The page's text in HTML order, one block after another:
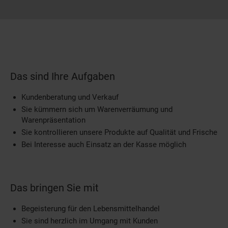
Das sind Ihre Aufgaben
Kundenberatung und Verkauf
Sie kümmern sich um Warenverräumung und
Warenpräsentation
Sie kontrollieren unsere Produkte auf Qualität und Frische
Bei Interesse auch Einsatz an der Kasse möglich
Das bringen Sie mit
Begeisterung für den Lebensmittelhandel
Sie sind herzlich im Umgang mit Kunden